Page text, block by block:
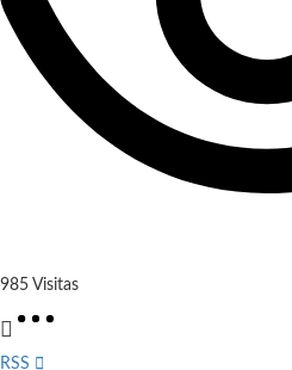
985 Visitas
RSS